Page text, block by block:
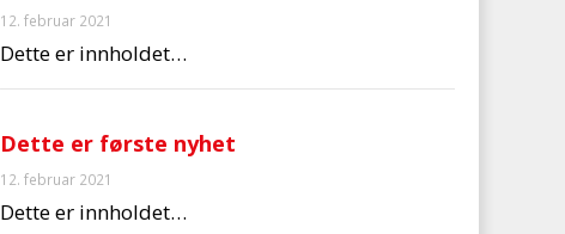
12. februar 2021
Dette er innholdet…
Dette er første nyhet
12. februar 2021
Dette er innholdet…